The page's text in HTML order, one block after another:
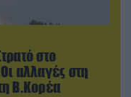
στο
αλλαγές στη
Β.Κορέα